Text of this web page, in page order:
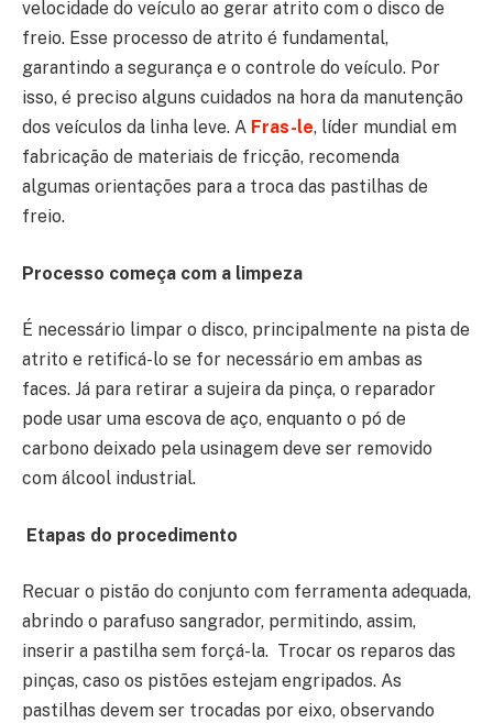
velocidade do veículo ao gerar atrito com o disco de
freio. Esse processo de atrito é fundamental,
garantindo a segurança e o controle do veículo. Por
isso, é preciso alguns cuidados na hora da manutenção
dos veículos da linha leve. A Fras-le, líder mundial em
fabricação de materiais de fricção, recomenda
algumas orientações para a troca das pastilhas de
freio.
Processo começa com a limpeza
É necessário limpar o disco, principalmente na pista de
atrito e retificá-lo se for necessário em ambas as
faces. Já para retirar a sujeira da pinça, o reparador
pode usar uma escova de aço, enquanto o pó de
carbono deixado pela usinagem deve ser removido
com álcool industrial.
Etapas do procedimento
Recuar o pistão do conjunto com ferramenta adequada,
abrindo o parafuso sangrador, permitindo, assim,
inserir a pastilha sem forçá-la. Trocar os reparos das
pinças, caso os pistões estejam engripados. As
pastilhas devem ser trocadas por eixo, observando